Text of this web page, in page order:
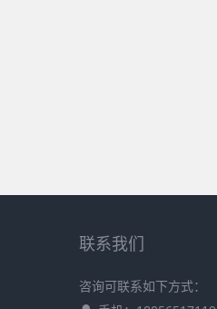
联系我们
咨询可联系如下方式：